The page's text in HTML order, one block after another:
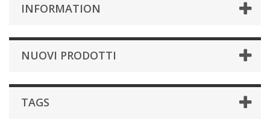
INFORMATION
NUOVI PRODOTTI
TAGS